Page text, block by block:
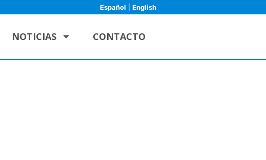
Español English
NOTICIAS CONTACTO